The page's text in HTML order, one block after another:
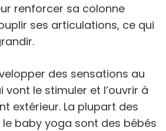
renforcer sa colonne
ses articulations, ce qui
des sensations au
vont le stimuler et l’ouvrir à
extérieur. La plupart des
baby yoga sont des bébés